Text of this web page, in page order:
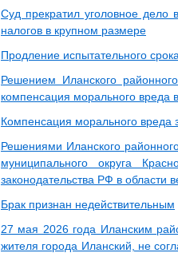
Суд прекратил уголовное дело
налогов в крупном размере
Продление испытательного
Решением Иланского
компенсация морального вреда
Компенсация морального вреда
Решениями Иланского
муниципального округа
законодательства РФ в области
Брак признан недействительным
27 мая 2026 года Иланским
жителя города Иланский, не